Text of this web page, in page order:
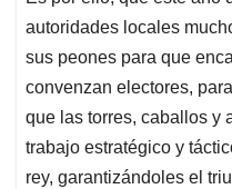
autoridades locales
sus peones para que
convenzan electores,
que las torres, caballos y
trabajo estratégico y
rey, garantizándoles el